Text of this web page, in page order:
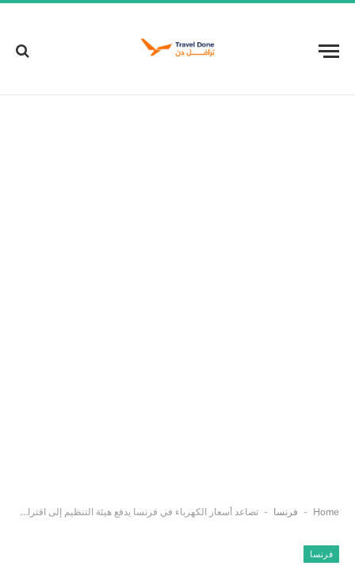
Home
- فرنسا - تصاعد أسعار الكهرباء في فرنسا يدفع هيئة التنظيم إلى اقتراح إجراءات لحماية المستهلكين
فرنسا